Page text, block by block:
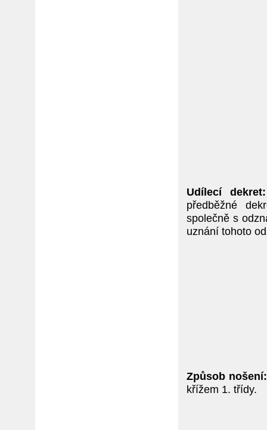
Udílecí dekret:
předběžné
společně s
uznání tohoto
Způsob nošení:
křížem 1. třídy.